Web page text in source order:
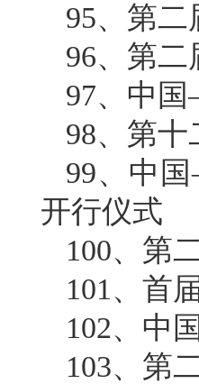
95、第
96、第
97、中
98、第
99、中
开行仪式
100、第
101、首
102、中
103、第